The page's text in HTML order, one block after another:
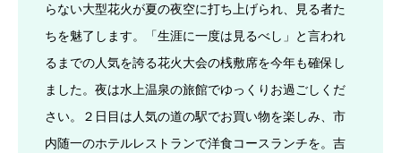
らない大型花火が夏の夜空に打ち上げられ、見る者た
ちを魅了します。「生涯に一度は見るべし」と言われ
るまでの人気を誇る花火大会の桟敷席を今年も確保し
ました。夜は水上温泉の旅館でゆっくりお過ごしくだ
さい。２日目は人気の道の駅でお買い物を楽しみ、市
内随一のホテルレストランで洋食コースランチを。吉